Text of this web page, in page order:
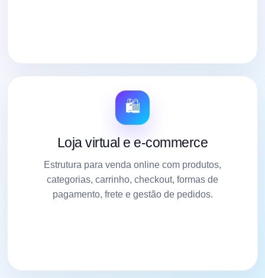
🛍️
Loja virtual e e-commerce
Estrutura para venda online com produtos,
categorias, carrinho, checkout, formas de
pagamento, frete e gestão de pedidos.